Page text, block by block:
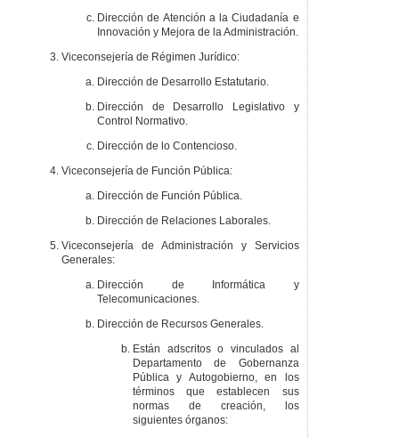
Dirección de Atención a la Ciudadanía e
Innovación y Mejora de la Administración.
Viceconsejería de Régimen Jurídico:
Dirección de Desarrollo Estatutario.
Dirección de Desarrollo Legislativo y
Control Normativo.
Dirección de lo Contencioso.
Viceconsejería de Función Pública:
Dirección de Función Pública.
Dirección de Relaciones Laborales.
Viceconsejería de Administración y Servicios
Generales:
Dirección de Informática y
Telecomunicaciones.
Dirección de Recursos Generales.
Están adscritos o vinculados al
Departamento de Gobernanza
Pública y Autogobierno, en los
términos que establecen sus
normas de creación, los
siguientes órganos: